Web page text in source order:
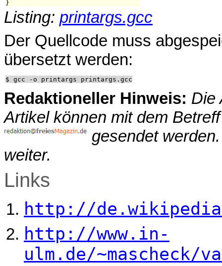
Listing: printargs.gcc
Der Quellcode muss
übersetzt werden:
Redaktioneller Hinweis: Die
Artikel können mit dem
gesendet
weiter.
Links
http://
http://www.in-
ulm.de/~mascheck/